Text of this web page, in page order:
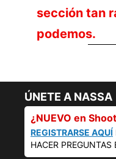
sección tan
podemos.
ÚNETE A NASSA
¿NUEVO en
REGISTRARSE AQUÍ
HACER PREGUNTAS